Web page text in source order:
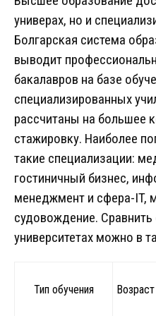
универах, но и
Болгарская система
выводит
бакалавров на базе
специализированных
рассчитаны на большее
стажировку. Наиболее
такие специализации:
гостиничный бизнес,
менеджмент и сфера-IT,
судовождение.
университетах можно в
Тип обучения Возраст